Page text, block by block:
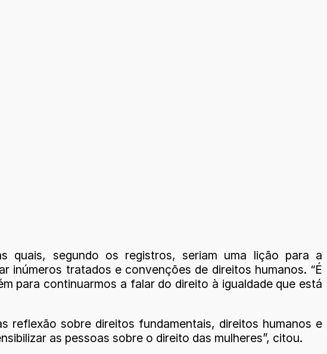
quais, segundo os registros, seriam uma lição para a
inúmeros tratados e convenções de direitos humanos. “É
para continuarmos a falar do direito à igualdade que está
reflexão sobre direitos fundamentais, direitos humanos e
as pessoas sobre o direito das mulheres”, citou.